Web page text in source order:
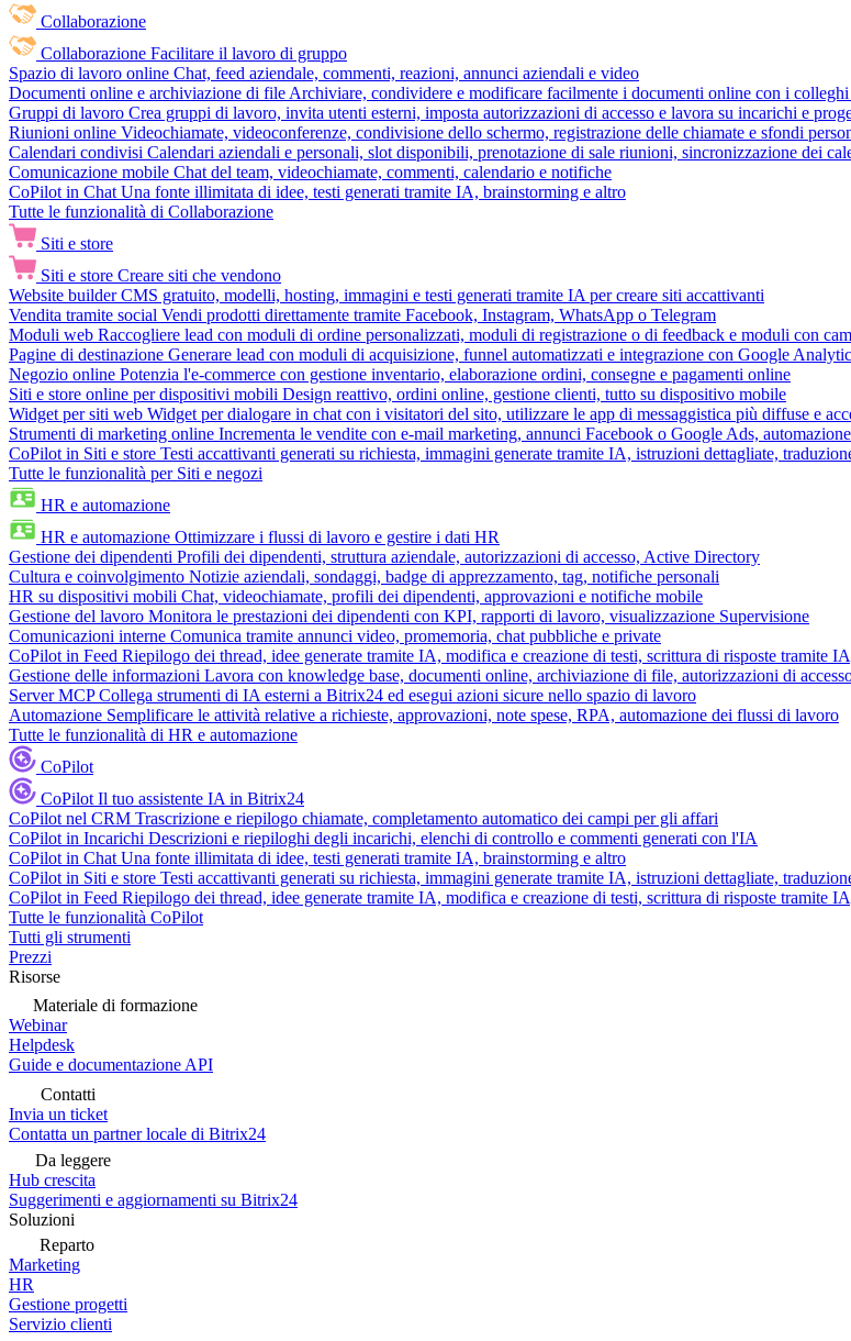
Collaborazione
Collaborazione Facilitare il lavoro di gruppo
Spazio di lavoro online Chat, feed aziendale, commenti, reazioni, annunci aziendali e video
Documenti online e archiviazione di file Archiviare, condividere e modificare facilmente i documenti online con i
Gruppi di lavoro Crea gruppi di lavoro, invita utenti esterni, imposta autorizzazioni di accesso e lavora su incarichi e
Riunioni online Videochiamate, videoconferenze, condivisione dello schermo, registrazione delle chiamate e sfondi
Calendari condivisi Calendari aziendali e personali, slot disponibili, prenotazione di sale riunioni, sincronizzazione dei
Comunicazione mobile Chat del team, videochiamate, commenti, calendario e notifiche
CoPilot in Chat Una fonte illimitata di idee, testi generati tramite IA, brainstorming e altro
Tutte le funzionalità di Collaborazione
Siti e store
Siti e store Creare siti che vendono
Website builder CMS gratuito, modelli, hosting, immagini e testi generati tramite IA per creare siti accattivanti
Vendita tramite social Vendi prodotti direttamente tramite Facebook, Instagram, WhatsApp o Telegram
Moduli web Raccogliere lead con moduli di ordine personalizzati, moduli di registrazione o di feedback e moduli con
Pagine di destinazione Generare lead con moduli di acquisizione, funnel automatizzati e integrazione con Google
Negozio online Potenzia l'e-commerce con gestione inventario, elaborazione ordini, consegne e pagamenti online
Siti e store online per dispositivi mobili Design reattivo, ordini online, gestione clienti, tutto su dispositivo mobile
Widget per siti web Widget per dialogare in chat con i visitatori del sito, utilizzare le app di messaggistica più diffuse e
Strumenti di marketing online Incrementa le vendite con e-mail marketing, annunci Facebook o Google Ads,
CoPilot in Siti e store Testi accattivanti generati su richiesta, immagini generate tramite IA, istruzioni dettagliate,
Tutte le funzionalità per Siti e negozi
HR e automazione
HR e automazione Ottimizzare i flussi di lavoro e gestire i dati HR
Gestione dei dipendenti Profili dei dipendenti, struttura aziendale, autorizzazioni di accesso, Active Directory
Cultura e coinvolgimento Notizie aziendali, sondaggi, badge di apprezzamento, tag, notifiche personali
HR su dispositivi mobili Chat, videochiamate, profili dei dipendenti, approvazioni e notifiche mobile
Gestione del lavoro Monitora le prestazioni dei dipendenti con KPI, rapporti di lavoro, visualizzazione Supervisione
Comunicazioni interne Comunica tramite annunci video, promemoria, chat pubbliche e private
CoPilot in Feed Riepilogo dei thread, idee generate tramite IA, modifica e creazione di testi, scrittura di risposte tramite
Gestione delle informazioni Lavora con knowledge base, documenti online, archiviazione di file, autorizzazioni di
Server MCP Collega strumenti di IA esterni a Bitrix24 ed esegui azioni sicure nello spazio di lavoro
Automazione Semplificare le attività relative a richieste, approvazioni, note spese, RPA, automazione dei flussi di lavoro
Tutte le funzionalità di HR e automazione
CoPilot
CoPilot Il tuo assistente IA in Bitrix24
CoPilot nel CRM Trascrizione e riepilogo chiamate, completamento automatico dei campi per gli affari
CoPilot in Incarichi Descrizioni e riepiloghi degli incarichi, elenchi di controllo e commenti generati con l'IA
CoPilot in Chat Una fonte illimitata di idee, testi generati tramite IA, brainstorming e altro
CoPilot in Siti e store Testi accattivanti generati su richiesta, immagini generate tramite IA, istruzioni dettagliate,
CoPilot in Feed Riepilogo dei thread, idee generate tramite IA, modifica e creazione di testi, scrittura di risposte tramite
Tutte le funzionalità CoPilot
Tutti gli strumenti
Prezzi
Risorse
Materiale di formazione
Webinar
Helpdesk
Guide e documentazione API
Contatti
Invia un ticket
Contatta un partner locale di Bitrix24
Da leggere
Hub crescita
Suggerimenti e aggiornamenti su Bitrix24
Soluzioni
Reparto
Marketing
HR
Gestione progetti
Servizio clienti